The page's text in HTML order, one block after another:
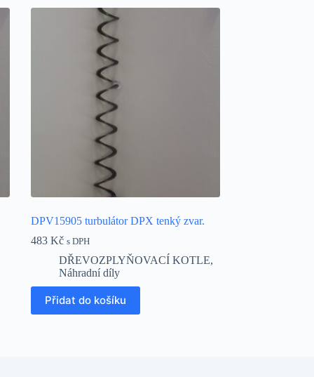
DPV15905 turbulátor DPX tenký zvar.
483 Kč s DPH
DŘEVOZPLYŇOVACÍ KOTLE,
Náhradní díly
Přidat do košíku